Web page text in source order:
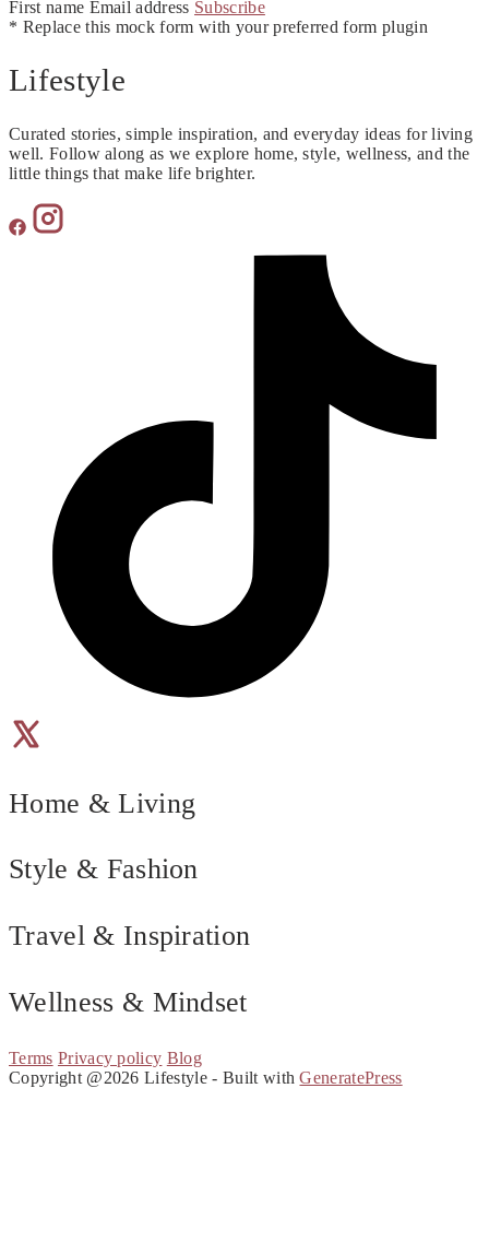
First name Email address Subscribe
* Replace this mock form with your preferred form plugin
Lifestyle
Curated stories, simple inspiration, and everyday ideas for living
well. Follow along as we explore home, style, wellness, and the
little things that make life brighter.
Home & Living
Style & Fashion
Travel & Inspiration
Wellness & Mindset
Terms Privacy policy Blog
Copyright @2026 Lifestyle - Built withGeneratePress